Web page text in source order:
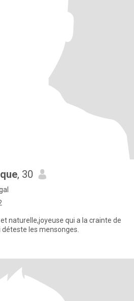
, 30
naturelle,joyeuse qui a la crainte de
honnête et qui déteste les mensonges.